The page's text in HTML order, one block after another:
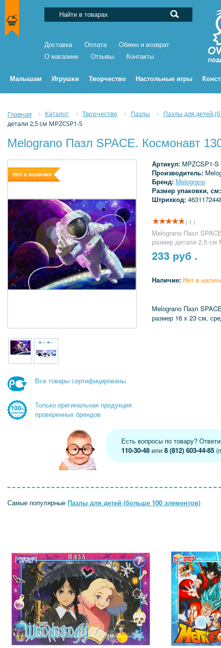
Доставка Оплата
Обмен и возврат
О магазине
Отзывы Контакты
Малышам Игрушки Творчество Настольные игры
Главная Каталог Творчество Пазлы
Пазлы для детей
детали 2,5 см MPZCSP1-S
Melograno Пазл SPACE. Космонавт
Нет в наличии
Все товары сертифицированы
Только оригинальная продукция
проверенных брендов
Артикул: MPZCSP1-S
Производитель:
Бренд: Melograno
Размер упаковки,
Штрихкод:
( 1 )
Melograno Пазл
размер детали 2,5 см
233 руб .
Наличие: Нет в
Melograno Пазл
размер 16 х 23 см,
Есть вопросы по товару?
110-30-48 или8 (812) 603-44-85
Самые популярные Пазлы для детей (больше 100 элементов)